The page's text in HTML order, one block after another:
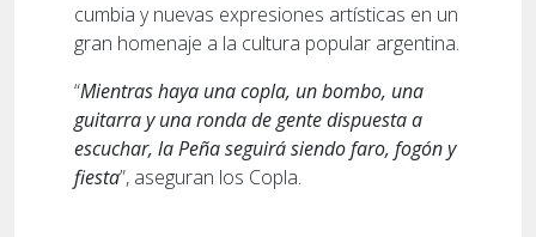
cumbia y nuevas expresiones artísticas en un
gran homenaje a la cultura popular argentina.
“Mientras haya una copla, un bombo, una
guitarra y una ronda de gente dispuesta a
escuchar, la Peña seguirá siendo faro, fogón y
fiesta”, aseguran los Copla.